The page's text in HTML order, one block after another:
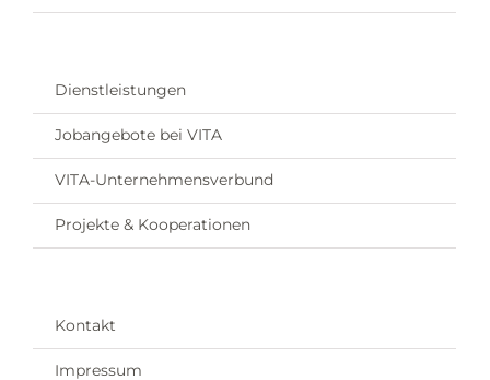
Dienstleistungen
Jobangebote bei VITA
VITA-Unternehmensverbund
Projekte & Kooperationen
Kontakt
Impressum